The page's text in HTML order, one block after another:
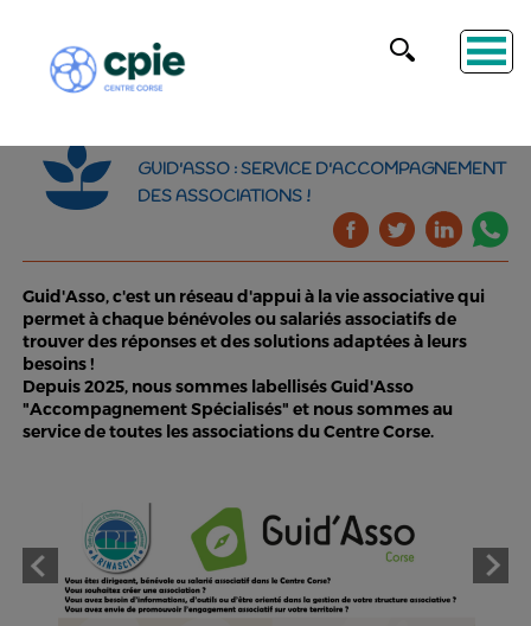
GUID'ASSO : SERVICE D'ACCOMPAGNEMENT
DES ASSOCIATIONS !
Guid'Asso, c'est un réseau d'appui à la vie associative qui
permet à chaque bénévoles ou salariés associatifs de
trouver des réponses et des solutions adaptées à leurs
besoins !
Depuis 2025, nous sommes labellisés Guid'Asso
"Accompagnement Spécialisés" et nous sommes au
service de toutes les associations du Centre Corse.